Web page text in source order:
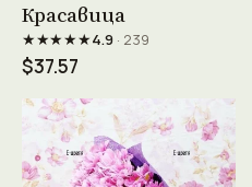
Красавица
★★★★★4.9· 239
$37.57